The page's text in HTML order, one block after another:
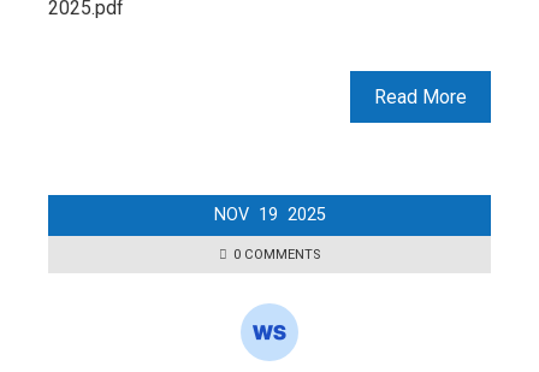
2025.pdf
Read More
NOV 19 2025
0 COMMENTS